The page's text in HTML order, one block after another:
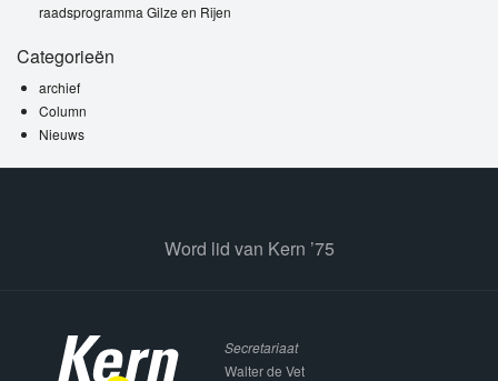
raadsprogramma Gilze en Rijen
Categorieën
archief
Column
Nieuws
Word lid van Kern ’75
Secretariaat
Walter de Vet